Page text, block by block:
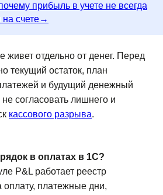
прибыль в учете не всегда
на счете→
живет отдельно от денег. Перед
текущий остаток, план
и будущий денежный
согласовать лишнего и
кассового разрыва.
в оплатах в 1С?
P&L работает реестр
оплату, платежные дни,